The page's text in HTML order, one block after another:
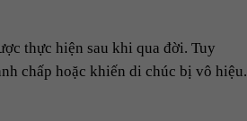
thực hiện sau khi qua đời. Tuy
chấp hoặc khiến di chúc bị vô hiệu.